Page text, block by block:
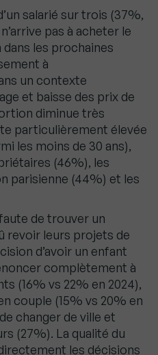
salarié sur trois (37%,
pas à acheter le
les prochaines
à
un contexte
et baisse des prix de
diminue très
particulièrement élevée
les moins de 30 ans),
(46%), les
parisienne (44%) et les
de trouver un
revoir leurs projets de
d’avoir un enfant
complètement à
(16% vs 22% en 2024),
couple (15% vs 20% en
changer de ville et
(27%). La qualité du
les décisions